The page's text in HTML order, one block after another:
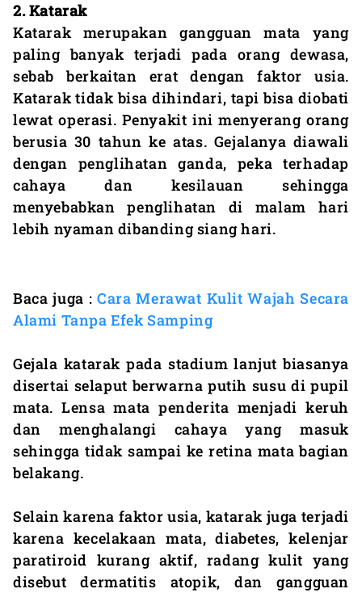
2. Katarak
Katarak merupakan gangguan mata yang
paling banyak terjadi pada orang dewasa,
sebab berkaitan erat dengan faktor usia.
Katarak tidak bisa dihindari, tapi bisa diobati
lewat operasi. Penyakit ini menyerang orang
berusia 30 tahun ke atas. Gejalanya diawali
dengan penglihatan ganda, peka terhadap
cahaya dan kesilauan sehingga
menyebabkan penglihatan di malam hari
lebih nyaman dibanding siang hari.
Baca juga :Cara Merawat Kulit Wajah Secara
Alami Tanpa Efek Samping
Gejala katarak pada stadium lanjut biasanya
disertai selaput berwarna putih susu di pupil
mata. Lensa mata penderita menjadi keruh
dan menghalangi cahaya yang masuk
sehingga tidak sampai ke retina mata bagian
belakang.
Selain karena faktor usia, katarak juga terjadi
karena kecelakaan mata, diabetes, kelenjar
paratiroid kurang aktif, radang kulit yang
disebut dermatitis atopik, dan gangguan